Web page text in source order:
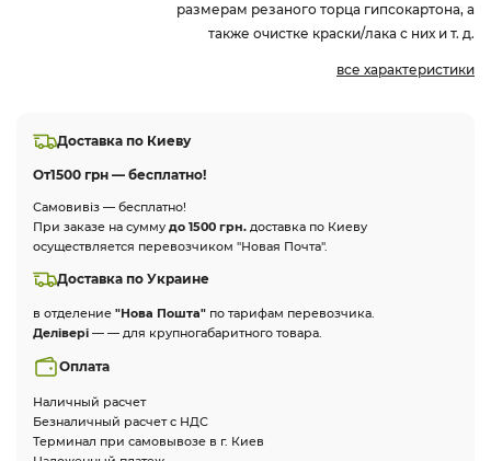
размерам резаного торца гипсокартона, а
также очистке краски/лака с них и т. д.
все характеристики
Доставка по Киеву
От1500 грн — бесплатно!
Самовивіз — бесплатно!
При заказе на сумму до 1500 грн. доставка по Киеву
осуществляется перевозчиком "Новая Почта".
Доставка по Украине
в отделение "Нова Пошта" по тарифам перевозчика.
Делівері — — для крупногабаритного товара.
Оплата
Наличный расчет
Безналичный расчет с НДС
Терминал при самовывозе в г. Киев